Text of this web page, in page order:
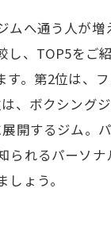
へ通う人が
、TOP5を
。第2位は、
、ボクシン
開するジム。
れるパーソ
ょう。